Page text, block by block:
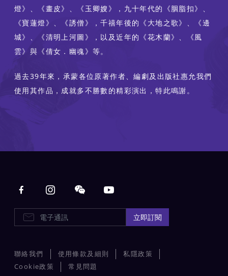
燈》、《畫皮》、《玉卿嫂》，九十年代的《胭脂扣》、
《寶蓮燈》、《誘僧》，千禧年後的《大地之歌》、《邊
城》、《清明上河圖》，以及近年的《花木蘭》、《風
雲》與《倩女．幽魂》等。
過去39年來，承蒙各位原著作者、編劇及出版社惠允我們
使用其作品，成就多不勝數的精彩演出，特此鳴謝。
Main navigation
E-Newsletters 立即訂閱
聯絡我們 使用條款及細則
私隱政策
Cookie政策
常見問題